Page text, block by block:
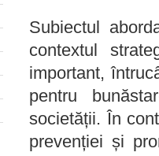
Subiectul
contextul
important,
pentru
societății. În
prevenției și